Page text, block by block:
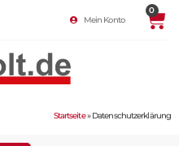
Mein Konto
0
Startseite»Datenschutzerklärung